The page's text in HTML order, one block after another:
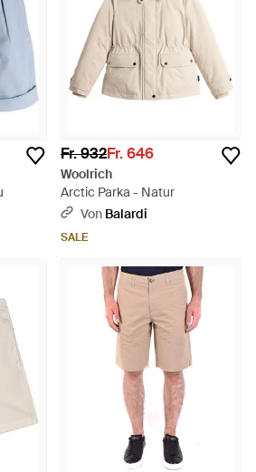
Fr. 932Fr. 646
Woolrich
Arctic Parka - Natur
Von Balardi
SALE